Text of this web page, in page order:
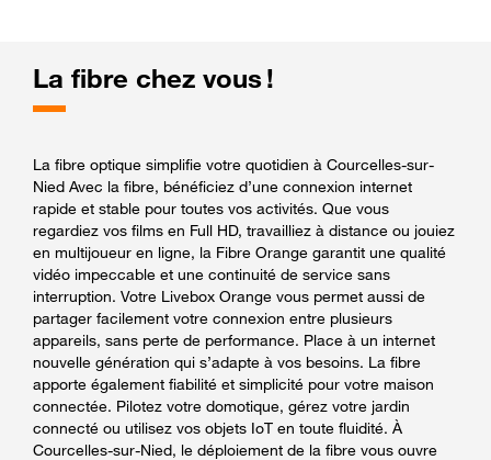
La fibre chez vous !
La fibre optique simplifie votre quotidien à Courcelles-sur-
Nied Avec la fibre, bénéficiez d’une connexion internet
rapide et stable pour toutes vos activités. Que vous
regardiez vos films en Full HD, travailliez à distance ou jouiez
en multijoueur en ligne, la Fibre Orange garantit une qualité
vidéo impeccable et une continuité de service sans
interruption. Votre Livebox Orange vous permet aussi de
partager facilement votre connexion entre plusieurs
appareils, sans perte de performance. Place à un internet
nouvelle génération qui s’adapte à vos besoins. La fibre
apporte également fiabilité et simplicité pour votre maison
connectée. Pilotez votre domotique, gérez votre jardin
connecté ou utilisez vos objets IoT en toute fluidité. À
Courcelles-sur-Nied, le déploiement de la fibre vous ouvre